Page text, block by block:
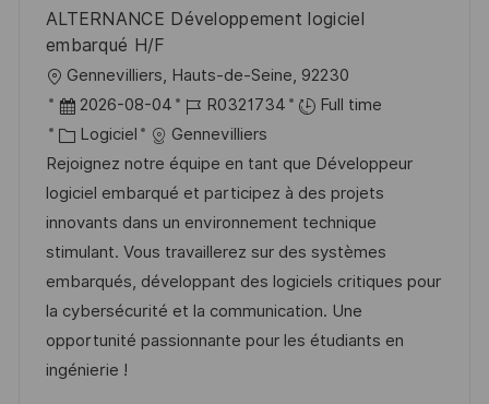
h
e
p
ALTERNANCE Développement logiciel
embarqué H/F
o
c
a
l
i
s
a
t
i
o
Gennevilliers, Hauts-de-Seine, 92230
D
a
t
e
d
’
a
f
f
i
2026-08-04
R
é
f
é
r
e
n
c
e
R0321734
Full time
C
a
t
é
g
o
i
e
Logiciel
Gennevilliers
Rejoignez notre équipe en tant que Développeur
logiciel embarqué et participez à des projets
innovants dans un environnement technique
stimulant. Vous travaillerez sur des systèmes
embarqués, développant des logiciels critiques pour
la cybersécurité et la communication. Une
opportunité passionnante pour les étudiants en
ingénierie !